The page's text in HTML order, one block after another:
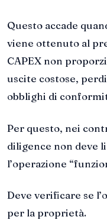
Questo accade
viene ottenuto al
CAPEX non
uscite costose,
obblighi di
Per questo, nei
diligence non deve
l’operazione
Deve verificare se
per la proprietà.